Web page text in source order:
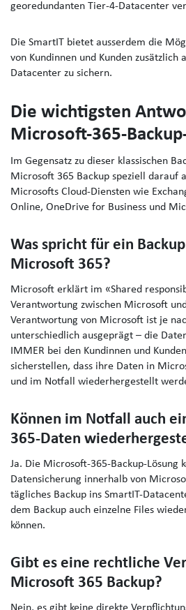
georedundanten Tier-4-Datacenter
Die SmartIT bietet ausserdem die
von Kundinnen und Kunden zusätzlich
Datacenter zu sichern.
Die wichtigsten
Microsoft-365-
Im Gegensatz zu dieser klassischen
Microsoft 365 Backup speziell darauf
Microsofts Cloud-Diensten wie
Online, OneDrive for Business und
Was spricht für ein
Microsoft 365?
Microsoft erklärt im «Shared
Verantwortung zwischen Microsoft
Verantwortung von Microsoft ist je
unterschiedlich ausgeprägt – die
IMMER bei den Kundinnen und
sicherstellen, dass ihre Daten in
und im Notfall wiederhergestellt
Können im Notfall auch
365-Daten
Ja. Die Microsoft-365-Backup-Lösung
Datensicherung innerhalb von
tägliches Backup ins SmartIT-
dem Backup auch einzelne Files
können.
Gibt es eine rechtliche
Microsoft 365 Backup?